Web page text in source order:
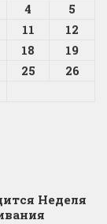
4
5
11
12
18
19
25
26
Неделя